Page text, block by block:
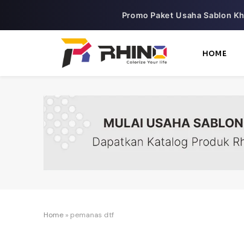
Promo Paket Usaha Sablon
HOME
Home » pemanas dtf